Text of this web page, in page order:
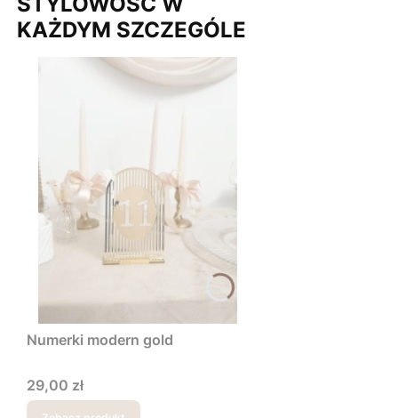
KAŻDYM SZCZEGÓLE
Numerki modern gold
Cena
29,00 zł